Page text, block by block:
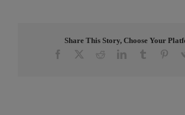
Share This Story, Choose Your
Facebook RedditLinkedInTumblr